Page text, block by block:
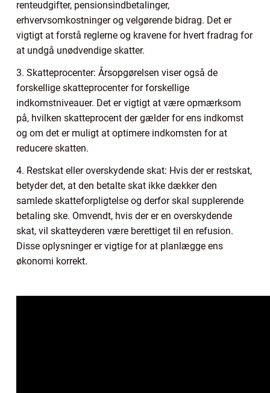
renteudgifter, pensionsindbetalinger,
erhvervsomkostninger og velgørende bidrag. Det er
vigtigt at forstå reglerne og kravene for hvert fradrag for
at undgå unødvendige skatter.
3. Skatteprocenter: Årsopgørelsen viser også de
forskellige skatteprocenter for forskellige
indkomstniveauer. Det er vigtigt at være opmærksom
på, hvilken skatteprocent der gælder for ens indkomst
og om det er muligt at optimere indkomsten for at
reducere skatten.
4. Restskat eller overskydende skat: Hvis der er restskat,
betyder det, at den betalte skat ikke dækker den
samlede skatteforpligtelse og derfor skal supplerende
betaling ske. Omvendt, hvis der er en overskydende
skat, vil skatteyderen være berettiget til en refusion.
Disse oplysninger er vigtige for at planlægge ens
økonomi korrekt.